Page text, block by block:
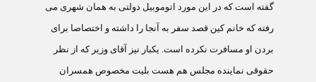
گفته است که در اين مورد اتوموبيل دولتی به همان شهری می
رفته که خانم کين قصد سفر به آنجا را داشته و اختصاصا برای
بردن او مسافرت نکرده است. يکبار نيز آقای وزير که از نظر
حقوقی نماينده مجلس هم هست بليت مخصوص همسران